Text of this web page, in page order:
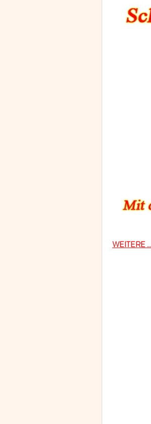
WEITERE